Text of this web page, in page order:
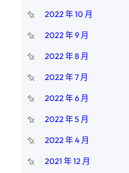
2022 年 10 月
2022 年 9 月
2022 年 8 月
2022 年 7 月
2022 年 6 月
2022 年 5 月
2022 年 4 月
2021 年 12 月